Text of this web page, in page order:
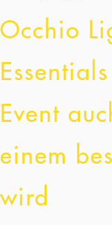
Occhio
Event
einem
wird